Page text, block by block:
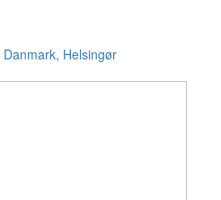
Danmark, Helsingør